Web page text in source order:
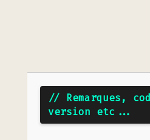
// Remarques,
version etc...